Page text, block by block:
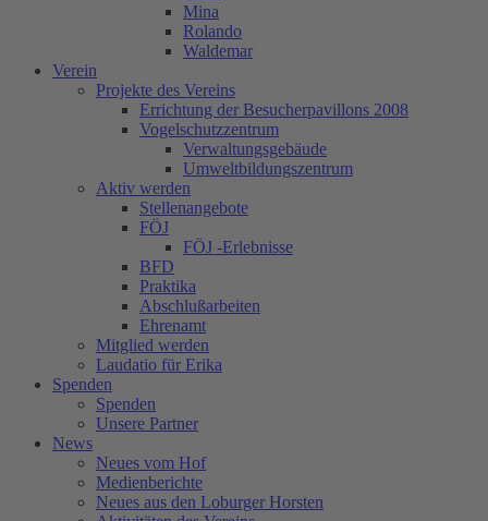
Mina
Rolando
Waldemar
Verein
Projekte des Vereins
Errichtung der Besucherpavillons 2008
Vogelschutzzentrum
Verwaltungsgebäude
Umweltbildungszentrum
Aktiv werden
Stellenangebote
FÖJ
FÖJ -Erlebnisse
BFD
Praktika
Abschlußarbeiten
Ehrenamt
Mitglied werden
Laudatio für Erika
Spenden
Spenden
Unsere Partner
News
Neues vom Hof
Medienberichte
Neues aus den Loburger Horsten